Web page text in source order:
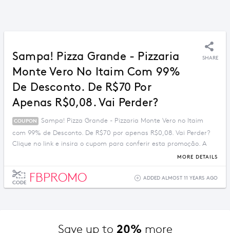
Sampa! Pizza Grande - Pizzaria
Monte Vero No Itaim Com 99%
De Desconto. De R$70 Por
Apenas R$0,08. Vai Perder?
SHARE
COUPON
Sampa! Pizza Grande - Pizzaria Monte Vero no Itaim
com 99% de Desconto. De R$70 por apenas R$0,08. Vai Perder?
Clique no link e insira o cupom para conferir esta promoção. A
MORE DETAILS
CODE FBPROMO ADDED ALMOST 11 YEARS AGO
Save up to 20% more